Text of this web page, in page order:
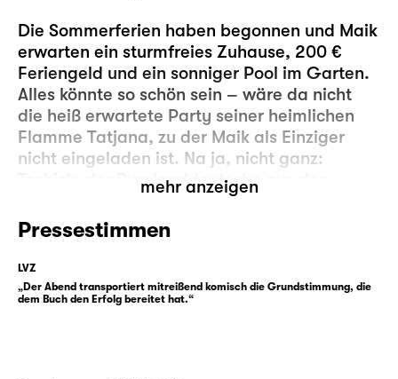
Die Sommerferien haben begonnen und Maik
erwarten ein sturmfreies Zuhause, 200 €
Feriengeld und ein sonniger Pool im Garten.
Alles könnte so schön sein – wäre da nicht
die heiß erwartete Party seiner heimlichen
Flamme Tatjana, zu der Maik als Einziger
nicht eingeladen ist. Na ja, nicht ganz:
Tschick, der Russlanddeutsche aus der
Hochhaussiedlung, hat auch keine Einladung
bekommen.
Maik und Tschick, beide 14 Jahre alt und
Klassenkameraden, seit Tschick betrunken im
Geschichtsunterricht aufgetaucht ist und als
mehr anzeigen
Pressestimmen
LVZ
„Der Abend transportiert mitreißend komisch die Grundstimmung, die
dem Buch den Erfolg bereitet hat.“